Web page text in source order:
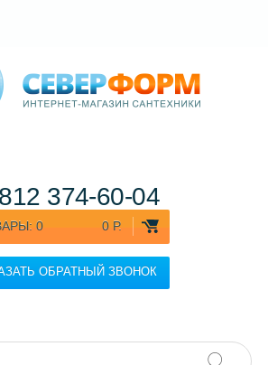
0 0 Р.
ОБРАТНЫЙ ЗВОНОК
374-60-04